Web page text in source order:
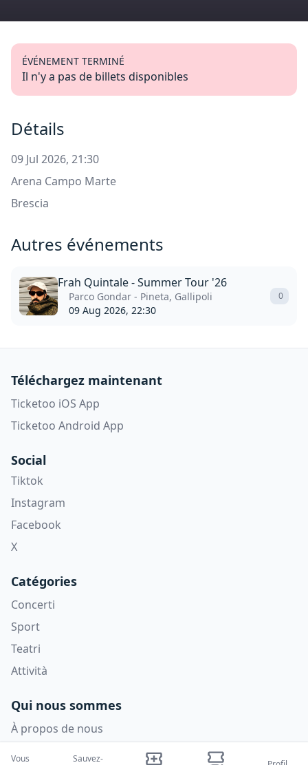
ÉVÉNEMENT TERMINÉ
Il n'y a pas de billets disponibles
Détails
09 Jul 2026, 21:30
Arena Campo Marte
Brescia
Autres événements
Frah Quintale - Summer Tour '26
Parco Gondar - Pineta, Gallipoli
09 Aug 2026, 22:30
0
Téléchargez maintenant
Ticketoo iOS App
Ticketoo Android App
Social
Tiktok
Instagram
Facebook
X
Catégories
Concerti
Sport
Teatri
Attività
Qui nous sommes
À propos de nous
Vous
Sauvez-